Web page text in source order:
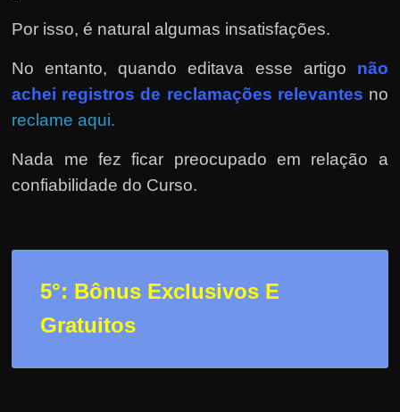
Por isso, é natural algumas insatisfações.
No entanto, quando editava esse artigo não
achei registros de reclamações relevantes no
reclame aqui.
Nada me fez ficar preocupado em relação a
confiabilidade do Curso.
5°: Bônus Exclusivos E
Gratuitos